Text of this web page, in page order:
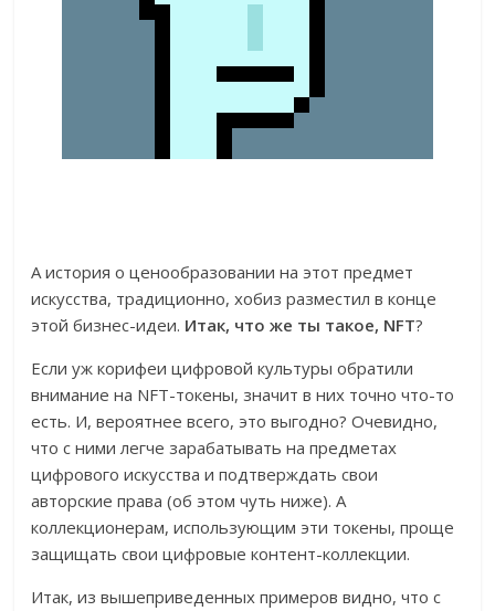
А история о ценообразовании на этот предмет
искусства, традиционно, хобиз разместил в конце
этой бизнес-идеи. Итак, что же ты такое, NFT?
Если уж корифеи цифровой культуры обратили
внимание на NFT-токены, значит в них точно что-то
есть. И, вероятнее всего, это выгодно? Очевидно,
что с ними легче зарабатывать на предметах
цифрового искусства и подтверждать свои
авторские права (об этом чуть ниже). А
коллекционерам, использующим эти токены, проще
защищать свои цифровые контент-коллекции.
Итак, из вышеприведенных примеров видно, что с